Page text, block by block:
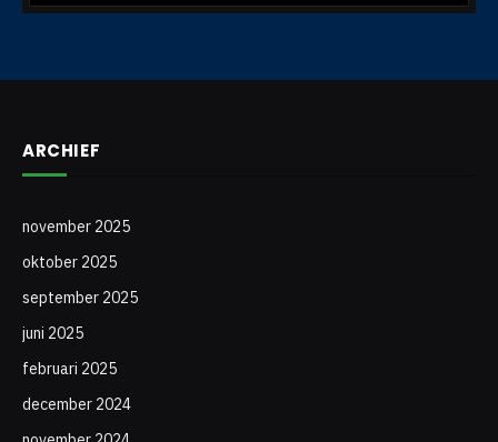
ARCHIEF
november 2025
oktober 2025
september 2025
juni 2025
februari 2025
december 2024